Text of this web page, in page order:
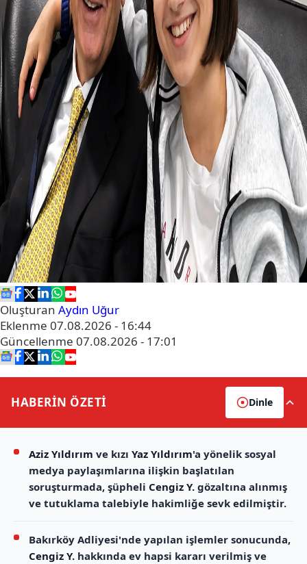
Oluşturan Aydın Uğur
Eklenme 07.08.2026 - 16:44
Güncellenme 07.08.2026 - 17:01
HABERİN ÖZETİ Dinle
Aziz Yıldırım ve kızı Yaz Yıldırım'a yönelik sosyal
medya paylaşımlarına ilişkin başlatılan
soruşturmada, şüpheli Cengiz Y. gözaltına alınmış
ve tutuklama talebiyle hakimliğe sevk edilmiştir.
Bakırköy Adliyesi'nde yapılan işlemler sonucunda,
Cengiz Y. hakkında ev hapsi kararı verilmiş ve